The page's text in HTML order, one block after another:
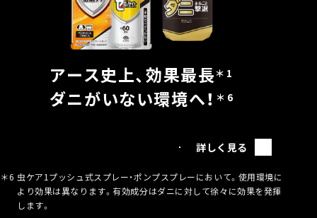
アース史上、効果最長 ＊1
ダニがいない環境へ！ ＊6
詳しく見る
＊6 虫ケア1プッシュ式スプレー・ポンプスプレーにおいて。使用環境に
より効果は異なります。有効成分はダニに対して徐々に効果を発揮
します。